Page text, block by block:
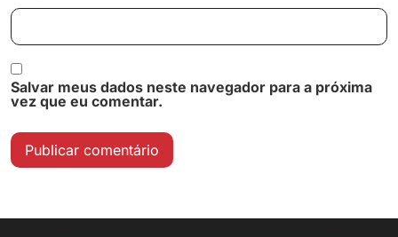
Salvar meus dados neste navegador para a próxima
vez que eu comentar.